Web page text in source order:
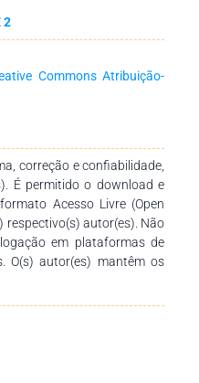
espontaneamente a elas.
a liberdade civil, mantida
poder executivo garantir
Mediante esta estrutura
reciprocidade, reunindo-o
e liberdade, todos eles
da justiça republicana. O
alcançar o bem moral e
2
Commons Atribuição-
correção e confiabilidade,
É permitido o download e
Acesso Livre (Open
respectivo(s) autor(es). Não
em plataformas de
O(s) autor(es) mantêm os